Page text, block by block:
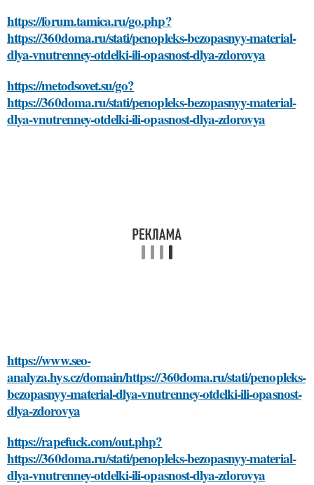
https://forum.tamica.ru/go.php?
https://360doma.ru/stati/penopleks-bezopasnyy-material-
dlya-vnutrenney-otdelki-ili-opasnost-dlya-zdorovya
https://metodsovet.su/go?
https://360doma.ru/stati/penopleks-bezopasnyy-material-
dlya-vnutrenney-otdelki-ili-opasnost-dlya-zdorovya
https://www.seo-
analyza.hys.cz/domain/https://360doma.ru/stati/penopleks-
bezopasnyy-material-dlya-vnutrenney-otdelki-ili-opasnost-
dlya-zdorovya
https://rapefuck.com/out.php?
https://360doma.ru/stati/penopleks-bezopasnyy-material-
dlya-vnutrenney-otdelki-ili-opasnost-dlya-zdorovya